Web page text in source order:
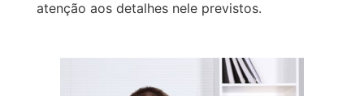
atenção aos detalhes nele previstos.